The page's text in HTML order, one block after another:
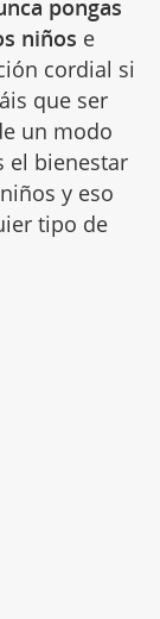
pongas
niños e
cordial si
que ser
un modo
el bienestar
y eso
tipo de